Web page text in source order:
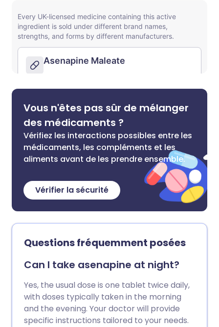
Vous n'êtes pas sûr de mélanger
des médicaments ?
Vérifiez les interactions possibles entre les
médicaments, les compléments et les
aliments avant de les prendre ensemble.
Vérifier la sécurité
Questions fréquemment posées
Can I take asenapine at night?
Yes, the usual dose is one tablet twice daily,
with doses typically taken in the morning
and the evening. Your doctor will provide
specific instructions tailored to your needs.